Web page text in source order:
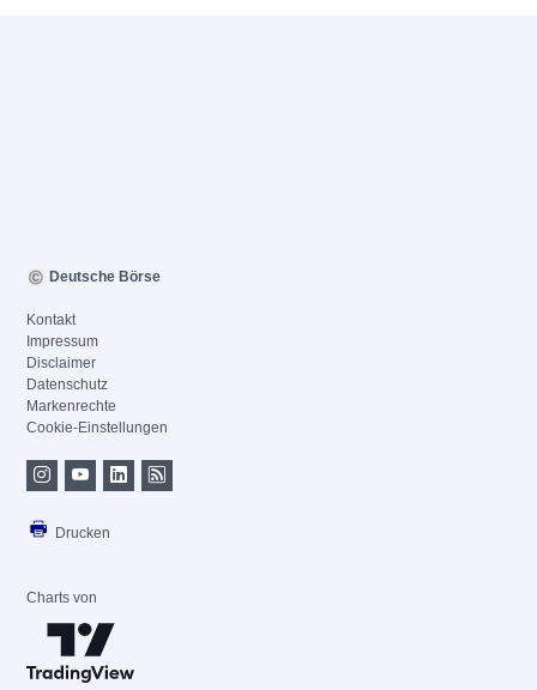
Deutsche Börse
Kontakt
Impressum
Disclaimer
Datenschutz
Markenrechte
Cookie-Einstellungen
Drucken
Charts von